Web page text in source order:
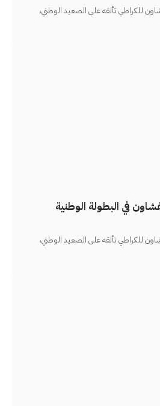
للكراطي تألقه على الصعيد الوطني،
في البطولة الوطنية
للكراطي تألقه على الصعيد الوطني،